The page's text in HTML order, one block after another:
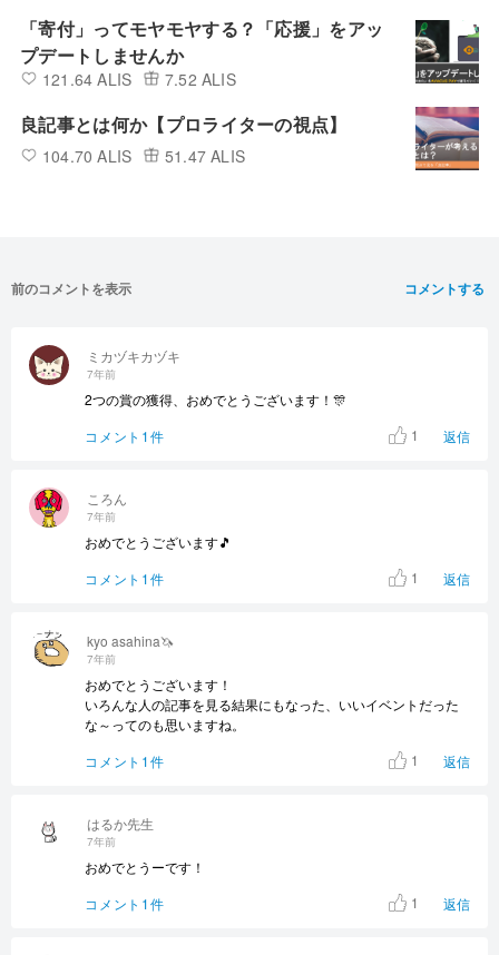
「寄付」ってモヤモヤする？「応援」をアッ
プデートしませんか
121.64 ALIS 7.52 ALIS
良記事とは何か【プロライターの視点】
104.70 ALIS 51.47 ALIS
コメントする
前のコメントを表示
はるか先生
7年前
おめでとうーです！
コメント1件
1 返信
kyo asahina🦄
7年前
おめでとうございます！
いろんな人の記事を見る結果にもなった、いいイベントだった
な～ってのも思いますね。
コメント1件
1 返信
ころん
7年前
おめでとうございます🎵
コメント1件
1 返信
ミカヅキカヅキ
7年前
2つの賞の獲得、おめでとうございます！🎊
コメント1件
1 返信